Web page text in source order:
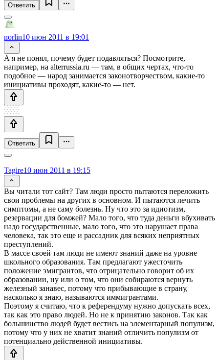
Ответить
norlin10 июн 2011 в 19:01
А я не понял, почему будет подавляться? Посмотрите,
например, на alterrussia.ru — там, в общих чертах, что-то
подобное — народ занимается законотворчеством, какие-то
инициативы проходят, какие-то — нет.
Ответить
Tagire10 июн 2011 в 19:15
Вы читали тот сайт? Там люди просто пытаются переложить
свои проблемы на других в основном. И пытаются лечить
симптомы, а не саму болезнь. Ну что это за идиотизм,
резервации для бомжей? Мало того, что туда деньги вбухивать
надо государственные, мало того, что это нарушает права
человека, так это еще и рассадник для всяких неприятных
преступлений.
В массе своей там люди не имеют знаний даже на уровне
школьного образования. Там предлагают ужесточить
положение эмигрантов, что отрицательно говорит об их
образовании, ну или о том, что они собираются вернуть
железный занавес, потому что прибывающие в страну,
насколько я знаю, называются иммигрантами.
Поэтому я считаю, что к референдуму нужно допускать всех,
так как это право людей. Но не к принятию законов. Так как
большинство людей будет вестись на элементарный популизм,
потому что у них не хватит знаний отличить популизм от
потенциально действенной инициативы.